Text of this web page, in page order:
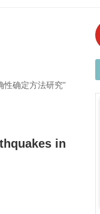
性确定方法研究”
in